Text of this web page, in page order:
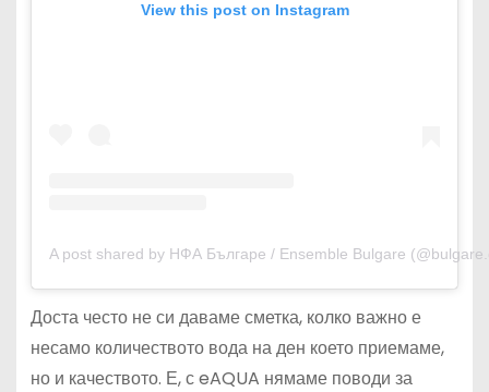
View this post on Instagram
A post shared by НФА Българе / Ensemble Bulgare
Доста често не си даваме сметка, колко важно е
несамо количеството вода на ден което приемаме,
но и качеството. Е, с eAQUA нямаме поводи за